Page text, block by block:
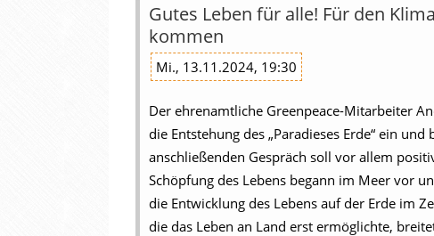
Gutes Leben für alle! Für den
kommen
Mi., 13.11.2024, 19:30
Der ehrenamtliche Greenpeace-Mitarbeiter
die Entstehung des „Paradieses Erde“ ein
anschließenden Gespräch soll vor allem
Schöpfung des Lebens begann im Meer vor
die Entwicklung des Lebens auf der Erde im
die das Leben an Land erst ermöglichte,